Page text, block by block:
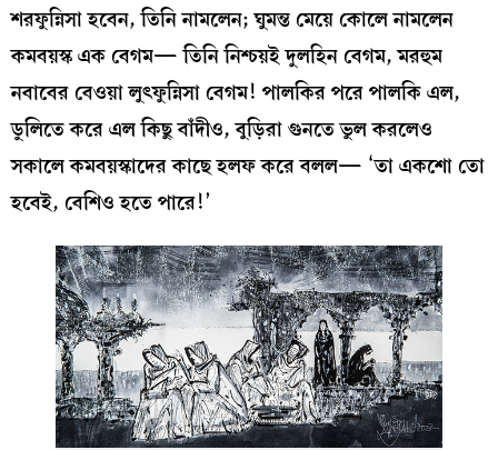
শরফুন্নিসা হবেন, তিনি নামলেন; ঘুমন্ত মেয়ে কোলে নামলেন
কমবয়স্ক এক বেগম— তিনি নিশ্চয়ই দুলহিন বেগম, মরহুম
নবাবের বেওয়া লুৎফুন্নিসা বেগম! পালকির পরে পালকি এল,
ডুলিতে করে এল কিছু বাঁদীও, বুড়িরা গুনতে ভুল করলেও
সকালে কমবয়স্কাদের কাছে হলফ করে বলল— ‘তা একশো তো
হবেই, বেশিও হতে পারে!’